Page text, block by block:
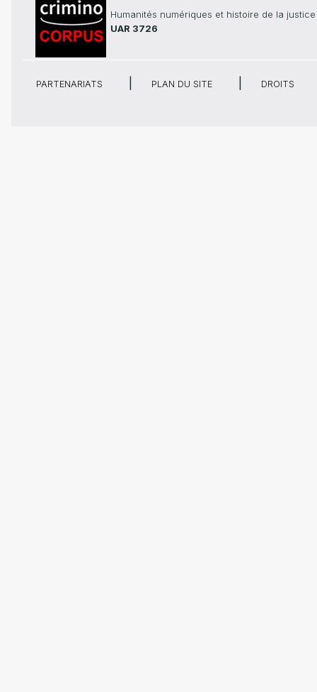
Humanités numériques et histoire de la justice
UAR 3726
PARTENARIATS PLAN DU SITE DROITS